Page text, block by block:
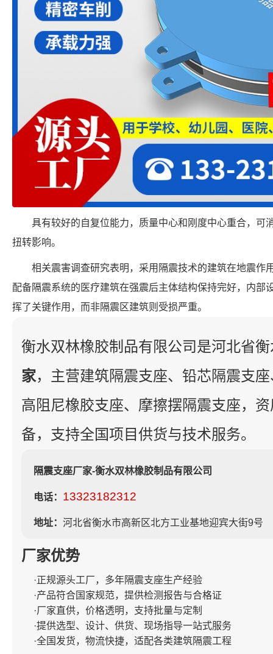
具有较好的自复位能力，质量中心和刚度中心重合，可
扭转影响。
相关震害调查研究表明，采用隔震技术的建筑在地震作
配备隔震系统的医疗建筑在强震后主体结构保持完好，内部
挥了关键作用，而非隔震区建筑则受损严重。
衡水双林橡胶制品有限公司是河北省
家，主营建筑隔震支座、铅芯隔震支
高阻尼橡胶支座、摩擦摆隔震支座，
备，支持全国项目供货与技术服务。
隔震支座厂家-衡水双林橡胶制品有限公司
电话： 13323182312
地址： 河北省衡水市高新区北方工业基地迎宾大街9号
厂家优势
·正规源头工厂，多年隔震支座生产经验
·产品符合国家规范，提供检测报告与合格证
·厂家直供，价格透明，支持批量与定制
·提供选型、设计、供货、现场指导一站式服务
·全国发货，物流快捷，适配各类建筑隔震工程